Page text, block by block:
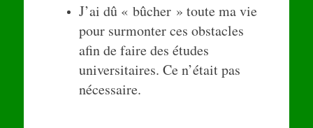
J’ai dû « bûcher » toute ma vie
pour surmonter ces obstacles
afin de faire des études
universitaires. Ce n’était pas
nécessaire.